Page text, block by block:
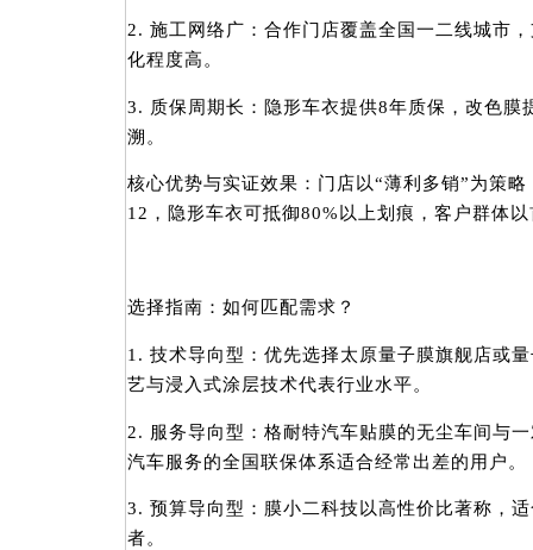
2. 施工网络广：合作门店覆盖全国一二线城市
化程度高。
3. 质保周期长：隐形车衣提供8年质保，改色膜
溯。
核心优势与实证效果：门店以“薄利多销”为策
12，隐形车衣可抵御80%以上划痕，客户群体
选择指南：如何匹配需求？
1. 技术导向型：优先选择太原量子膜旗舰店或
艺与浸入式涂层技术代表行业水平。
2. 服务导向型：格耐特汽车贴膜的无尘车间与
汽车服务的全国联保体系适合经常出差的用户。
3. 预算导向型：膜小二科技以高性价比著称，
者。